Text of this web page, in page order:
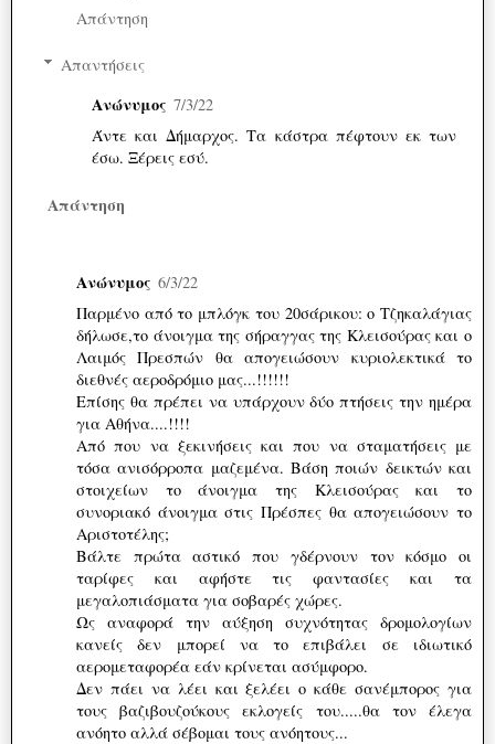
Απάντηση
Απαντήσεις
Ανώνυμος 7/3/22
Άντε και Δήμαρχος. Τα κάστρα πέφτουν εκ των
έσω. Ξέρεις εσύ.
Απάντηση
Ανώνυμος 6/3/22
Παρμένο από το μπλόγκ του 20σάρικου: ο Τζηκαλάγιας
δήλωσε,το άνοιγμα της σήραγγας της Κλεισούρας και ο
Λαιμός Πρεσπών θα απογειώσουν κυριολεκτικά το
διεθνές αεροδρόμιο μας...!!!!!!
Επίσης θα πρέπει να υπάρχουν δύο πτήσεις την ημέρα
για Αθήνα....!!!!
Από που να ξεκινήσεις και που να σταματήσεις με
τόσα ανισόρροπα μαζεμένα. Βάση ποιών δεικτών και
στοιχείων το άνοιγμα της Κλεισούρας και το
συνοριακό άνοιγμα στις Πρέσπες θα απογειώσουν το
Αριστοτέλης;
Βάλτε πρώτα αστικό που γδέρνουν τον κόσμο οι
ταρίφες και αφήστε τις φαντασίες και τα
μεγαλοπιάσματα για σοβαρές χώρες.
Ως αναφορά την αύξηση συχνότητας δρομολογίων
κανείς δεν μπορεί να το επιβάλει σε ιδιωτικό
αερομεταφορέα εάν κρίνεται ασύμφορο.
Δεν πάει να λέει και ξελέει ο κάθε σανέμπορος για
τους βαζιβουζούκους εκλογείς του.....θα τον έλεγα
ανόητο αλλά σέβομαι τους ανόητους...